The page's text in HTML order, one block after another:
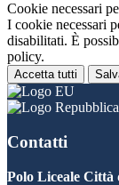
Cookie necessari
I cookie necessari
disabilitati. È
policy.
Accetta tutti
Contatti
Polo Liceale Città